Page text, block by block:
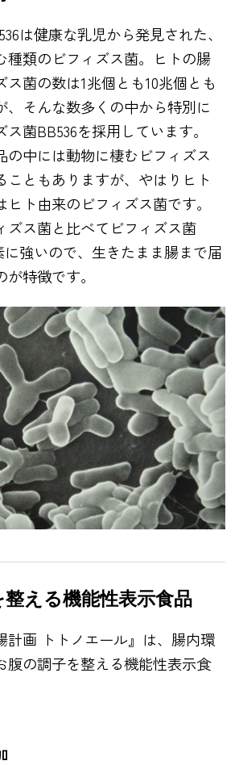
は健康な乳児から発見された、
種類のビフィズス菌。ヒトの腸
ス菌の数は1兆個とも10兆個とも
、そんな数多くの中から特別に
菌BB536を採用しています。
の中には動物に棲むビフィズス
こともありますが、やはりヒト
ト由来のビフィズス菌です。
ズス菌と比べてビフィズス菌
に強いので、生きたまま腸まで届
特徴です。
える機能性表示食品
計画 トトノエール』は、腸内環
腹の調子を整える機能性表示食